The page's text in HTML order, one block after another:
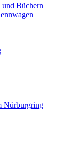
Büchern
Nürburgring